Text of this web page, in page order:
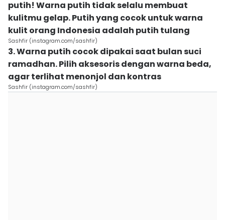
putih! Warna putih tidak selalu membuat
kulitmu gelap. Putih yang cocok untuk warna
kulit orang Indonesia adalah putih tulang
Sashfir (instagram.com/sashfir)
3. Warna putih cocok dipakai saat bulan suci
ramadhan. Pilih aksesoris dengan warna beda,
agar terlihat menonjol dan kontras
Sashfir (instagram.com/sashfir)